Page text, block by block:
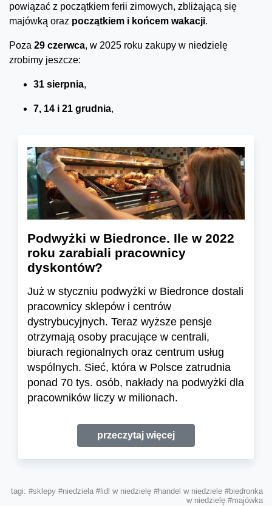
powiązać z początkiem ferii zimowych, zbliżającą się
majówką oraz początkiem i końcem wakacji.
Poza 29 czerwca, w 2025 roku zakupy w niedzielę
zrobimy jeszcze:
31 sierpnia,
7, 14 i 21 grudnia,
Podwyżki w Biedronce. Ile w 2022
roku zarabiali pracownicy
dyskontów?
Już w styczniu podwyżki w Biedronce dostali
pracownicy sklepów i centrów
dystrybucyjnych. Teraz wyższe pensje
otrzymają osoby pracujące w centrali,
biurach regionalnych oraz centrum usług
wspólnych. Sieć, która w Polsce zatrudnia
ponad 70 tys. osób, nakłady na podwyżki dla
pracowników liczy w milionach.
przeczytaj więcej
tagi: #sklepy #niedziela #lidl w niedzielę #handel w niedziele #biedronka
w niedzielę #majówka